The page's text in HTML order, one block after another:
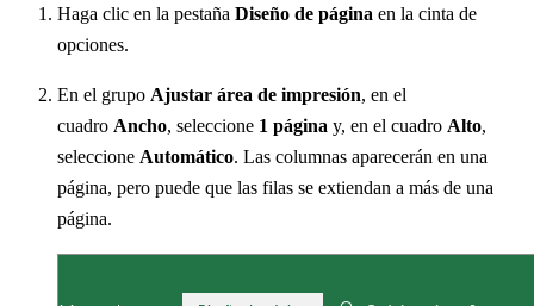
Haga clic en la pestaña Diseño de página en la cinta de
opciones.
En el grupo Ajustar área de impresión, en el
cuadro Ancho, seleccione 1 página y, en el cuadro Alto,
seleccione Automático. Las columnas aparecerán en una
página, pero puede que las filas se extiendan a más de una
página.